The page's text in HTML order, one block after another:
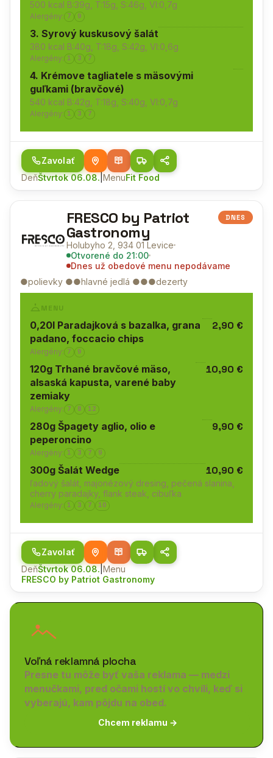
500 kcal B:39g, T:15g, S:46g, Vl:0,7g
Alergény: 7 9
3. Syrový kuskusový šalát
380 kcal B:40g, T:18g, S:42g, Vl:0,6g
Alergény: 1 3 7
4. Krémove tagliatele s mäsovými
guľkami (bravčové)
540 kcal B:42g, T:18g, S:40g, Vl:0,7g
Alergény: 1 3 7
Zavolať
DeňŠtvrtok 06.08.|MenuFit Food
FRESCO by Patriot
Gastronomy
Holubyho 2, 934 01 Levice
Otvorené do 21:00
Dnes už obedové menu nepodávame
DNES
●polievky ●●hlavné jedlá ●●●dezerty
MENU
0,20l Paradajková s bazalka, grana
padano, foccacio chips
2,90 €
Alergény: 7 9
120g Trhané bravčové mäso,
alsaská kapusta, varené baby
zemiaky
10,90 €
Alergény: 7 8 12
280g Špagety aglio, olio e
peperoncino
9,90 €
Alergény: 1 3 7 9
300g Šalát Wedge 10,90 €
ľadový šalát, majonézový dresing, pečená slanina,
cherry paradajky, flank steak, cibuľka
Alergény: 1 3 7 10
Zavolať
DeňŠtvrtok 06.08.|Menu
FRESCO by Patriot Gastronomy
Voľná reklamná plocha
Presne tu môže byť vaša reklama — medzi
menučkami, pred očami hostí vo chvíli, keď si
vyberajú, kam pôjdu na obed.
Chcem reklamu →